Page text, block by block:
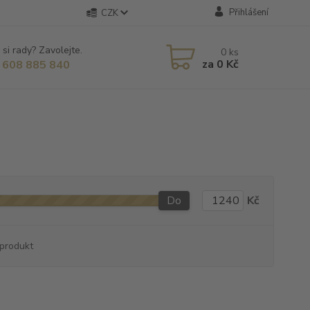
CZK Přihlášení
rady? Zavolejte.
885 840
0 ks
za 0 Kč
Do Kč